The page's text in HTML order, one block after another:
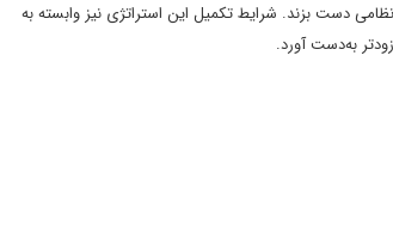
دست بزند. شرایط تکمیل این استراتژی نیز وابسته به
به‌دست آورد.